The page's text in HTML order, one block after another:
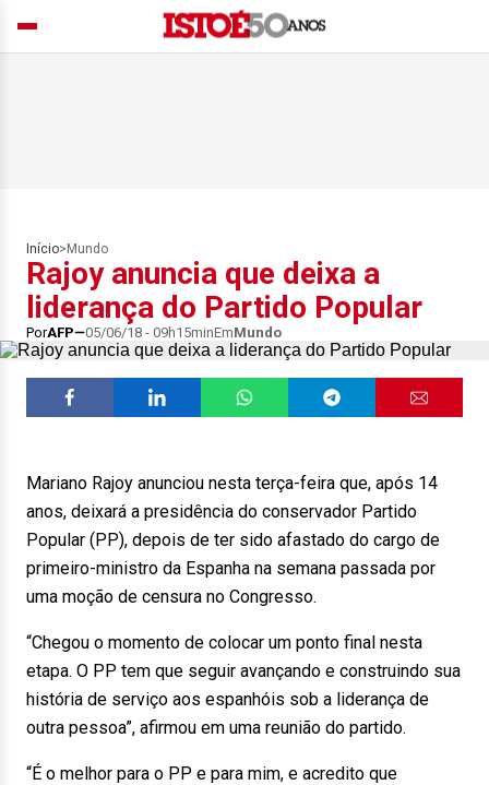
Início> Mundo
Rajoy anuncia que deixa a
liderança do Partido Popular
PorAFP 05/06/18 - 09h15minEmMundo
Mariano Rajoy anunciou nesta terça-feira que, após 14
anos, deixará a presidência do conservador Partido
Popular (PP), depois de ter sido afastado do cargo de
primeiro-ministro da Espanha na semana passada por
uma moção de censura no Congresso.
“Chegou o momento de colocar um ponto final nesta
etapa. O PP tem que seguir avançando e construindo sua
história de serviço aos espanhóis sob a liderança de
outra pessoa”, afirmou em uma reunião do partido.
“É o melhor para o PP e para mim, e acredito que